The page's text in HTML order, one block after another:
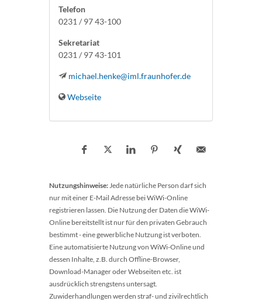
Telefon
0231 / 97 43-100
Sekretariat
0231 / 97 43-101
michael.henke@iml.fraunhofer.de
Webseite
Nutzungshinweise:Jede natürliche Person darf sich
nur mit einer E-Mail Adresse bei WiWi-Online
registrieren lassen. Die Nutzung der Daten die WiWi-
Online bereitstellt ist nur für den privaten Gebrauch
bestimmt - eine gewerbliche Nutzung ist verboten.
Eine automatisierte Nutzung von WiWi-Online und
dessen Inhalte, z.B. durch Offline-Browser,
Download-Manager oder Webseiten etc. ist
ausdrücklich strengstens untersagt.
Zuwiderhandlungen werden straf- und zivilrechtlich